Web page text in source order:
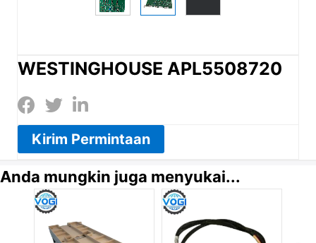
WESTINGHOUSE APL5508720
Kirim Permintaan
Anda mungkin juga menyukai...